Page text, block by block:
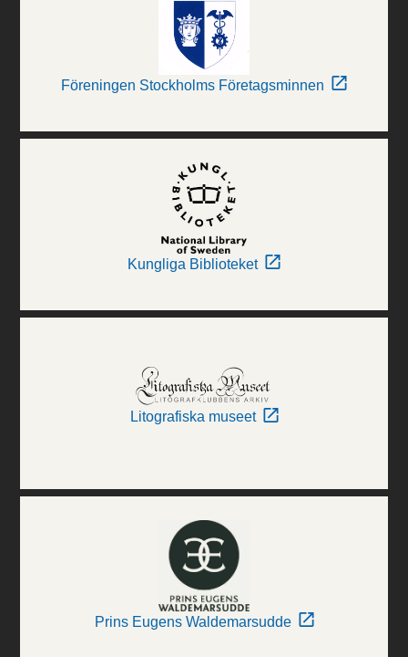
Föreningen Stockholms Företagsminnen
Kungliga Biblioteket
Litografiska museet
Prins Eugens Waldemarsudde